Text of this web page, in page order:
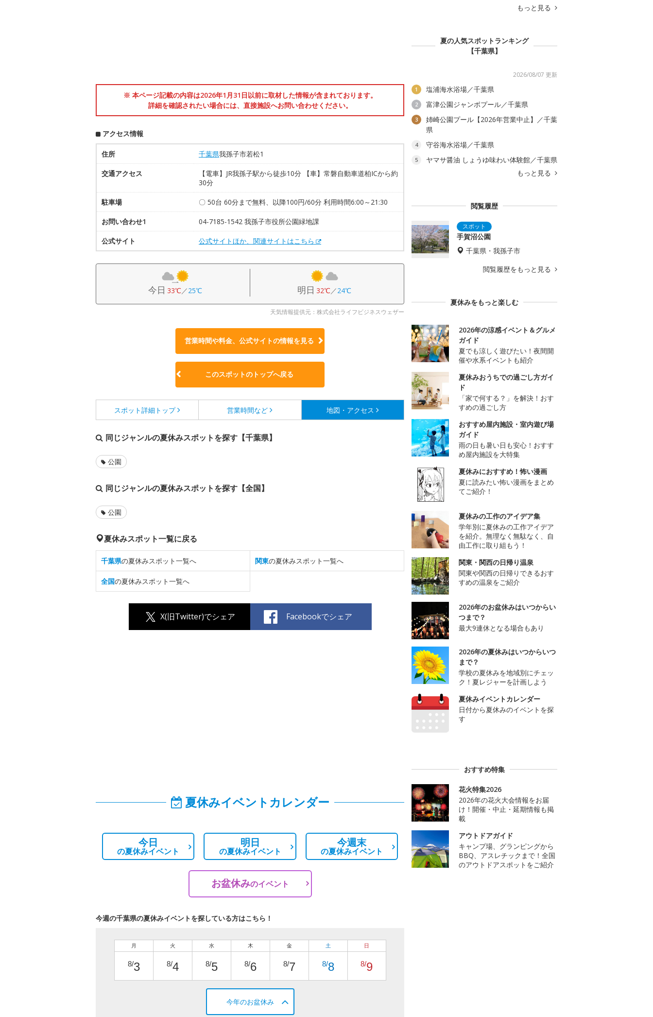
※ 本ページ記載の内容は2026年1月31日以前に取材した情報が含まれております。
詳細を確認されたい場合には、直接施設へお問い合わせください。
アクセス情報
住所 千葉県我孫子市若松1
交通アクセス
【電車】JR我孫子駅から徒歩10分 【車】常磐自動車道柏ICから約
30分
駐車場 〇 50台 60分まで無料、以降100円/60分 利用時間6:00～21:30
お問い合わせ1 04-7185-1542 我孫子市役所公園緑地課
公式サイト 公式サイトほか、関連サイトはこちら
今日 33℃／25℃ 明日 32℃／24℃
天気情報提供元：株式会社ライフビジネスウェザー
営業時間や料金、公式サイトの情報を見る
このスポットのトップへ戻る
スポット詳細 トップ 営業時間など 地図・アクセス
同じジャンルの夏休みスポットを探す【千葉県】
公園
同じジャンルの夏休みスポットを探す【全国】
公園
夏休みスポット一覧に戻る
千葉県の夏休みスポット一覧へ 関東の夏休みスポット一覧へ
全国の夏休みスポット一覧へ
X(旧Twitter)でシェア Facebookでシェア
夏休みイベントカレンダー
今日
の夏休みイベント
明日
の夏休みイベント
今週末
の夏休みイベント
お盆休みのイベント
今週の千葉県の夏休みイベントを探している方はこちら！
月
8/3
火
8/4
水
8/5
木
8/6
金
8/7
土
8/8
日
8/9
今年のお盆休み
もっと見る
夏の人気スポットランキング
【千葉県】
2026/08/07 更新
1 塩浦海水浴場／千葉県
2 富津公園ジャンボプール／千葉県
3
姉崎公園プール【2026年営業中止】／千葉
県
4 守谷海水浴場／千葉県
5
ヤマサ醤油 しょうゆ味わい体験館／千葉県
もっと見る
閲覧履歴
手賀沼公園
千葉県・我孫子市
閲覧履歴をもっと見る
夏休みをもっと楽しむ
2026年の涼感イベント＆グルメ
ガイド
夏でも涼しく遊びたい！夜間開
催や水系イベントも紹介
夏休みおうちでの過ごし方ガイ
ド
「家で何する？」を解決！おす
すめの過ごし方
おすすめ屋内施設・室内遊び場
ガイド
雨の日も暑い日も安心！おすす
め屋内施設を大特集
夏休みにおすすめ！怖い漫画
夏に読みたい怖い漫画をまとめ
てご紹介！
夏休みの工作のアイデア集
学年別に夏休みの工作アイデア
を紹介。無理なく無駄なく、自
由工作に取り組もう！
関東・関西の日帰り温泉
関東や関西の日帰りできるおす
すめの温泉をご紹介
2026年のお盆休みはいつからい
つまで？
最大9連休となる場合もあり
2026年の夏休みはいつからいつ
まで？
学校の夏休みを地域別にチェッ
ク！夏レジャーを計画しよう
夏休みイベントカレンダー
日付から夏休みのイベントを探
す
おすすめ特集
花火特集2026
2026年の花火大会情報をお届
け！開催・中止・延期情報も掲
載
アウトドアガイド
キャンプ場、グランピングから
BBQ、アスレチックまで！全国
のアウトドアスポットをご紹介